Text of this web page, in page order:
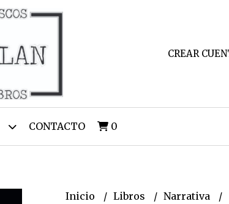
CREAR
CONTACTO 0
Inicio Libros
Narrativa